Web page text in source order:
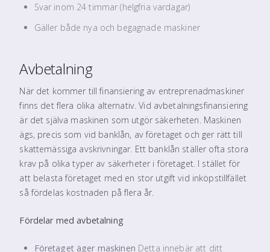
Svar inom 24 timmar (helgfria vardagar)
Gäller både nya och begagnade maskiner
Avbetalning
När det kommer till finansiering av entreprenadmaskiner
finns det flera olika alternativ. Vid avbetalningsfinansiering
är det själva maskinen som utgör säkerheten. Maskinen
ägs, precis som vid banklån, av företaget och ger rätt till
skattemässiga avskrivningar. Ett banklån ställer ofta stora
krav på olika typer av säkerheter i företaget. I stället för
att belasta företaget med en stor utgift vid inköpstillfället
så fördelas kostnaden på flera år.
Fördelar med avbetalning
Företaget äger maskinen Detta innebär att ditt